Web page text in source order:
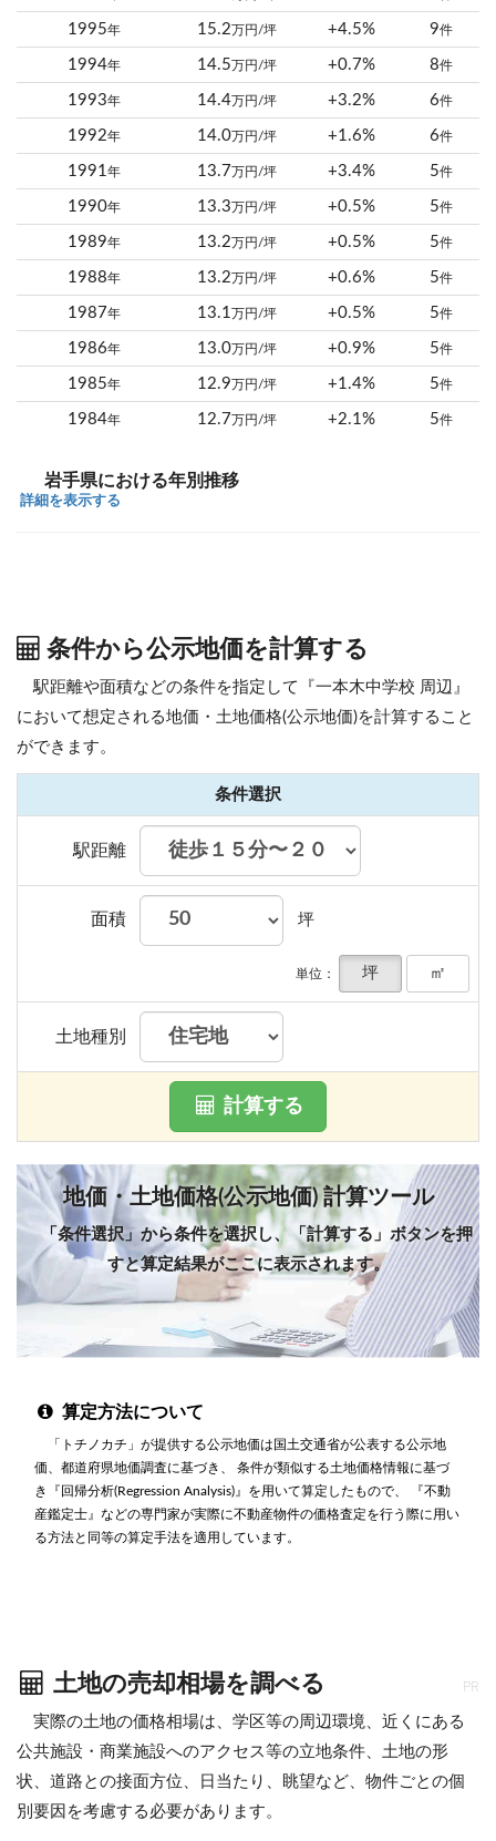
1995年 15.2 万円/坪 +4.5% 9件
1994年 14.5 万円/坪 +0.7% 8件
1993年 14.4 万円/坪 +3.2% 6件
1992年 14.0 万円/坪 +1.6% 6件
1991年 13.7 万円/坪 +3.4% 5件
1990年 13.3 万円/坪 +0.5% 5件
1989年 13.2 万円/坪 +0.5% 5件
1988年 13.2 万円/坪 +0.6% 5件
1987年 13.1 万円/坪 +0.5% 5件
1986年 13.0 万円/坪 +0.9% 5件
1985年 12.9 万円/坪 +1.4% 5件
1984年 12.7 万円/坪 +2.1% 5件
岩手県における年別推移
詳細を表示する
条件から公示地価を計算する
駅距離や面積などの条件を指定して『一本木中学校 周辺』
において想定される地価・土地価格(公示地価)を計算すること
ができます。
条件選択
駅距離
面積 坪
単位： 坪 ㎡
土地種別
計算する
地価・土地価格(公示地価) 計算ツール
「条件選択」から条件を選択し、「計算する」ボタンを押
すと算定結果がここに表示されます。
算定方法について
「トチノカチ」が提供する公示地価は国土交通省が公表する公示地
価、都道府県地価調査に基づき、 条件が類似する土地価格情報に基づ
き『回帰分析(Regression Analysis)』を用いて算定したもので、 『不動
産鑑定士』などの専門家が実際に不動産物件の価格査定を行う際に用い
る方法と同等の算定手法を適用しています。
土地の売却相場を調べる PR
実際の土地の価格相場は、学区等の周辺環境、近くにある
公共施設・商業施設へのアクセス等の立地条件、土地の形
状、道路との接面方位、日当たり、眺望など、物件ごとの個
別要因を考慮する必要があります。